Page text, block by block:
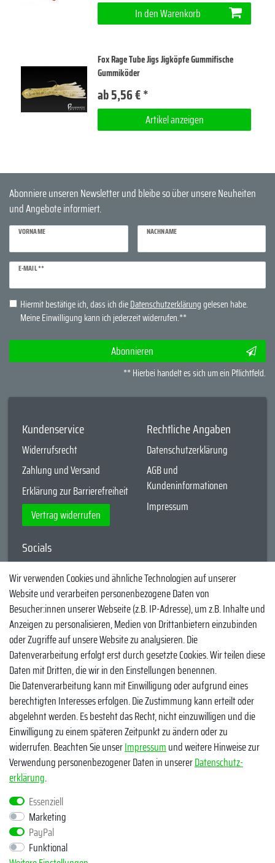
In den Warenkorb
Fox Rage Tube Jigs Jigköpfe Gummifische
Gummiköder
ab 5,56 € *
Artikel anzeigen
Abonniere unseren Newsletter und bleibe so über unsere Neuheiten
und Angebote informiert.
VORNAME NACHNAME
E-MAIL **
Newsletter
Honig
Hiermit bestätige ich, dass ich dieDaten­schutz­erklärunggelesen habe.
Meine Einwilligung kann ich jederzeit widerrufen.**
Abonnieren
** Hierbei handelt es sich um ein Pflichtfeld.
Kundenservice
Widerrufsrecht
Zahlung und Versand
Erklärung zur Barrierefreiheit
Vertrag widerrufen
Rechtliche Angaben
Datenschutzerklärung
AGB und
Kundeninformationen
Impressum
Socials
YouTube
Facebook
Instagram
TikTok
Zahlungsmethoden
Egal ob Barsch, Hecht, Zander und Co. - Riverfighters ist der
Shop für Raubfischangler - Von Anglern für Angler
* Alle Preise inklusive MwSt. zzgl. Versandkosten
** Bei Variantenartikeln mit unterschiedlichen Preisen pro Variante
bezieht sich die angegebene UVP auf die Variante mit dem
Wir verwenden Cookies und ähnliche Technologien auf unserer
Website und verarbeiten personenbezogene Daten von
Besucher:innen unserer Webseite (z.B. IP-Adresse), um z.B. Inhalte und
Anzeigen zu personalisieren, Medien von Drittanbietern einzubinden
oder Zugriffe auf unsere Website zu analysieren. Die
Datenverarbeitung erfolgt erst durch gesetzte Cookies. Wir teilen diese
Daten mit Dritten, die wir in den Einstellungen benennen.
Die Datenverarbeitung kann mit Einwilligung oder aufgrund eines
berechtigten Interesses erfolgen. Die Zustimmung kann erteilt oder
abgelehnt werden. Es besteht das Recht, nicht einzuwilligen und die
Einwilligung zu einem späteren Zeitpunkt zu ändern oder zu
widerrufen. Beachten Sie unserImpressumund weitere Hinweise zur
Verwendung personenbezogener Daten in unsererDaten­schutz­
erklärung.
Essenziell
Marketing
PayPal
Funktional